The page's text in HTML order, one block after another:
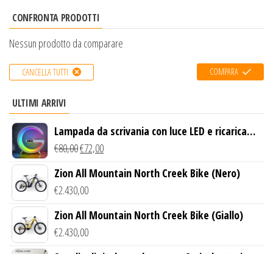
CONFRONTA PRODOTTI
Nessun prodotto da comparare
CANCELLA TUTTI COMPARA
ULTIMI ARRIVI
Lampada da scrivania con luce LED e ricarica
wireless
€80,00€72,00
Zion All Mountain North Creek Bike (Nero)
€2.430,00
Zion All Mountain North Creek Bike (Giallo)
€2.430,00